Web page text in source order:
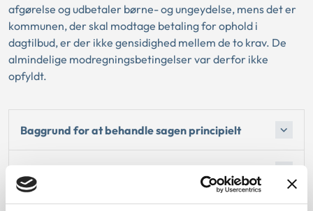
afgørelse og udbetaler børne- og ungeydelse, mens det er
kommunen, der skal modtage betaling for ophold i
dagtilbud, er der ikke gensidighed mellem de to krav. De
almindelige modregningsbetingelser var derfor ikke
opfyldt.
Baggrund for at behandle sagen principielt